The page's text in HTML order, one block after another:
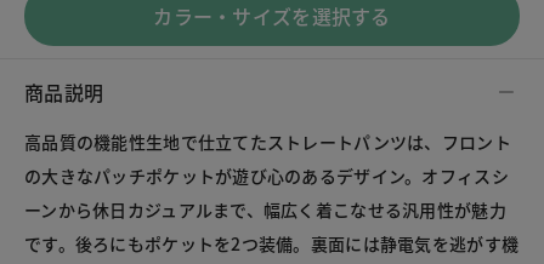
カラー・サイズを選択する
商品説明
高品質の機能性生地で仕立てたストレートパンツは、フロント
の大きなパッチポケットが遊び心のあるデザイン。オフィスシ
ーンから休日カジュアルまで、幅広く着こなせる汎用性が魅力
です。後ろにもポケットを2つ装備。裏面には静電気を逃がす機